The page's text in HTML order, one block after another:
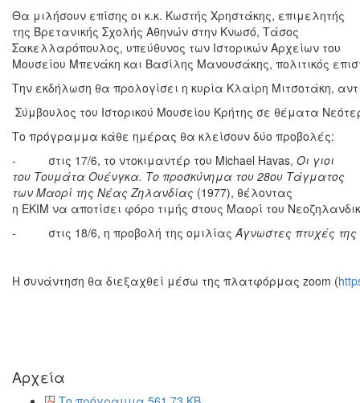
Θα μιλήσουν επίσης οι κ.κ. Κωστής Χρηστάκης, επιμελητής
της Βρετανικής Σχολής Αθηνών στην Κνωσό, Τάσος
Σακελλαρόπουλος, υπεύθυνος των Ιστορικών Αρχείων του
Μουσείου Μπενάκη και Βασίλης Μανουσάκης, πολιτικός
Την εκδήλωση θα προλογίσει η κυρία Κλαίρη Μιτσοτάκη,
Σύμβουλος του Ιστορικού Μουσείου Κρήτης σε θέματα
Το πρόγραμμα κάθε ημέρας θα κλείσουν δύο προβολές:
- στις 17/6, το ντοκιμαντέρ του Michael Havas, Οι γιοι
του Τουμάτα Ουένγκα. Το προσκύνημα του 28ου Τάγματος
των Μαορί της Νέας Ζηλανδίας (1977), θέλοντας
η ΕΚΙΜ να αποτίσει φόρο τιμής στους Μαορί του
- στις 18/6, η προβολή της ομιλίας Άγνωστες πτυχές
Η συνάντηση θα διεξαχθεί μέσω της πλατφόρμας zoom (
Αρχεία